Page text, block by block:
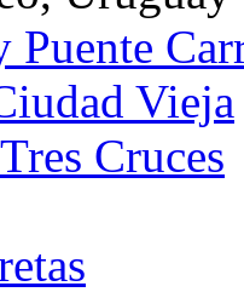
Puente
Vieja
Cruces